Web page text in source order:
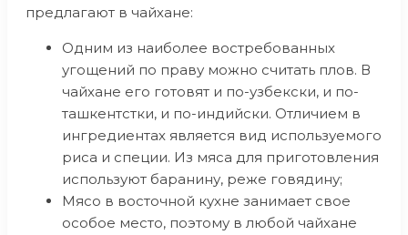
предлагают в чайхане:
Одним из наиболее востребованных
угощений по праву можно считать плов. В
чайхане его готовят и по-узбекски, и по-
ташкентстки, и по-индийски. Отличием в
ингредиентах является вид используемого
риса и специи. Из мяса для приготовления
используют баранину, реже говядину;
Мясо в восточной кухне занимает свое
особое место, поэтому в любой чайхане